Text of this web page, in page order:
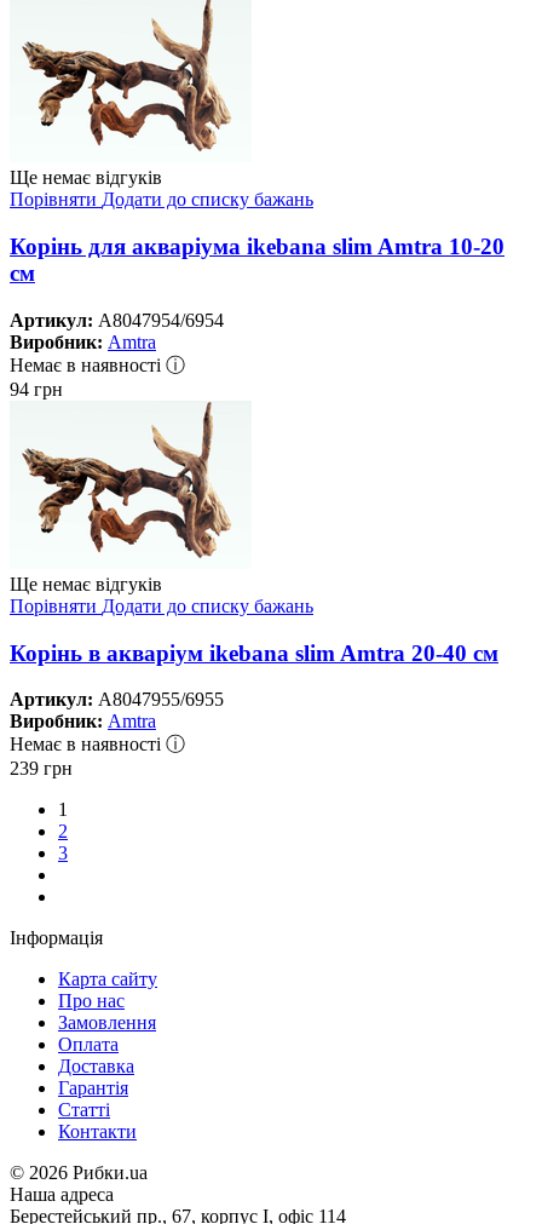
Ще немає відгуків
Порівняти Додати до списку бажань
Корінь для акваріума ikebana slim Amtra 10-20
см
Артикул: A8047954/6954
Виробник: Amtra
Немає в наявності ⓘ
94 грн
Ще немає відгуків
Порівняти Додати до списку бажань
Корінь в акваріум ikebana slim Amtra 20-40 см
Артикул: A8047955/6955
Виробник: Amtra
Немає в наявності ⓘ
239 грн
1
2
3
Інформація
Карта сайту
Про нас
Замовлення
Оплата
Доставка
Гарантія
Статті
Контакти
© 2026 Рибки.ua
Наша адреса
Берестейський пр., 67, корпус І, офіс 114